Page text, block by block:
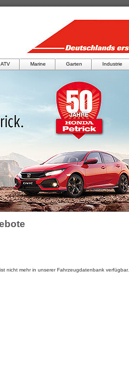
ATV Marine Garten Industrie
nicht mehr in unserer Fahrzeugdatenbank verfügbar.